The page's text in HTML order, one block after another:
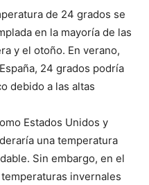
de 24 grados se
en la mayoría de las
y el otoño. En verano,
24 grados podría
debido a las altas
Estados Unidos y
una temperatura
Sin embargo, en el
invernales